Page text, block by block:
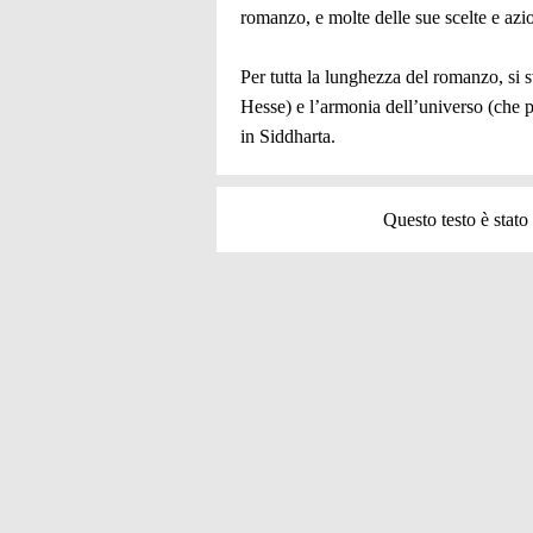
romanzo, e molte delle sue scelte e
Per tutta la lunghezza del romanzo,
Hesse) e l’armonia dell’universo
in Siddharta.
Questo testo è